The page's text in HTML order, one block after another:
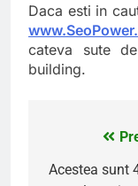
Daca esti in
cateva sute
building.
Navigare
în
Acestea sunt